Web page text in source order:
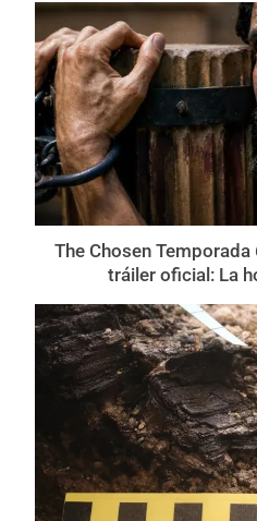
The Chosen
tráiler oficial: La